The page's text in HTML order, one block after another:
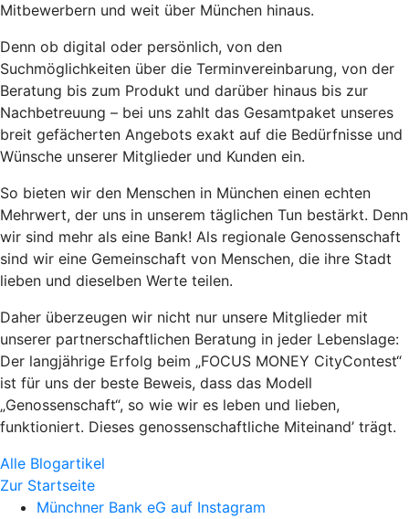
Mitbewerbern und weit über München hinaus.
Denn ob digital oder persönlich, von den
Suchmöglichkeiten über die Terminvereinbarung, von der
Beratung bis zum Produkt und darüber hinaus bis zur
Nachbetreuung – bei uns zahlt das Gesamtpaket unseres
breit gefächerten Angebots exakt auf die Bedürfnisse und
Wünsche unserer Mitglieder und Kunden ein.
So bieten wir den Menschen in München einen echten
Mehrwert, der uns in unserem täglichen Tun bestärkt. Denn
wir sind mehr als eine Bank! Als regionale Genossenschaft
sind wir eine Gemeinschaft von Menschen, die ihre Stadt
lieben und dieselben Werte teilen.
Daher überzeugen wir nicht nur unsere Mitglieder mit
unserer partnerschaftlichen Beratung in jeder Lebenslage:
Der langjährige Erfolg beim „FOCUS MONEY CityContest“
ist für uns der beste Beweis, dass das Modell
„Genossenschaft“, so wie wir es leben und lieben,
funktioniert. Dieses genossenschaftliche Miteinand’ trägt.
Alle Blogartikel
Zur Startseite
Münchner Bank eG auf Instagram